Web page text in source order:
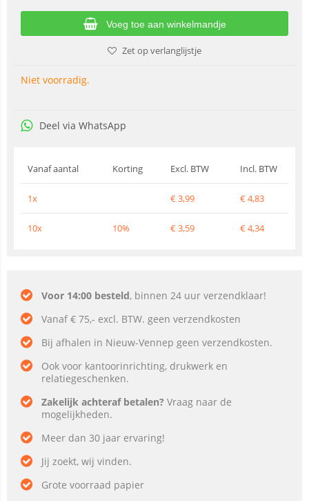
Voeg toe aan winkelmandje
Zet op verlanglijstje
Niet voorradig.
Deel via WhatsApp
Vanaf aantal Korting Excl. BTW Incl. BTW
1x €3,99 €4,83
10x 10% €3,59 €4,34
Voor 14:00 besteld, binnen 24 uur verzendklaar!
Vanaf € 75,- excl. BTW. geen verzendkosten
Bij afhalen in Nieuw-Vennep geen verzendkosten.
Ook voor kantoorinrichting, drukwerk en
relatiegeschenken.
Zakelijk achteraf betalen? Vraag naar de
mogelijkheden.
Meer dan 30 jaar ervaring!
Jij zoekt, wij vinden.
Grote voorraad papier